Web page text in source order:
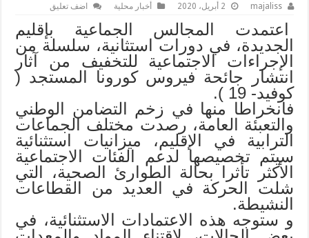
majaliss 2 أبريل، 2020 أخبار محلية اضف تعليق
اعتمدت المجالس الجماعية بإقليم
الجديدة، في دورات استثانية، سلسلة من
الإجراءات الاجتماعية للتخفيف من آثار
انتشار جائحة فيروس كورونا المستجد (
كوفيد- 19 ).
فانخراطا منها في زخم التضامن الوطني
والتعبئة العامة، رصدت مختلف الجماعات
الترابية في الإقليم، ميزانيات استثنائية
سيتم تخصيصها لدعم الفئات الاجتماعية
الأكثر تأثرا بحالة الطوارئ الصحية، التي
شلت الحركة في العديد من القطاعات
النشيطة.
و ستوجه هذه الاعتمادات الاستثنائية، في